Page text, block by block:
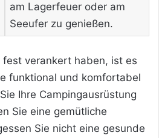
am Lagerfeuer oder am
Seeufer zu genießen.
fest verankert haben, ist es
funktional und komfortabel
Ihre Campingausrüstung
Sie eine gemütliche
Sie nicht eine gesunde